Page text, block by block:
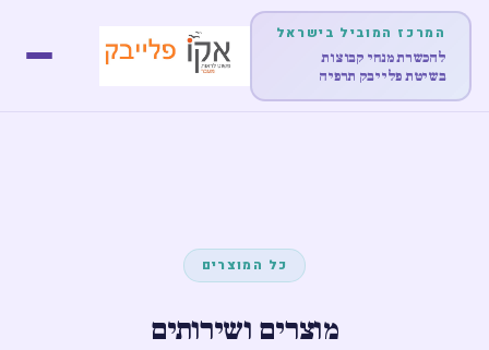
לימודים והכשרות
המרכז המוביל בישראל
להכשרת מנחי קבוצות
בשיטת פלייבק תרפיה
כל המוצרים
מוצרים ושירותים